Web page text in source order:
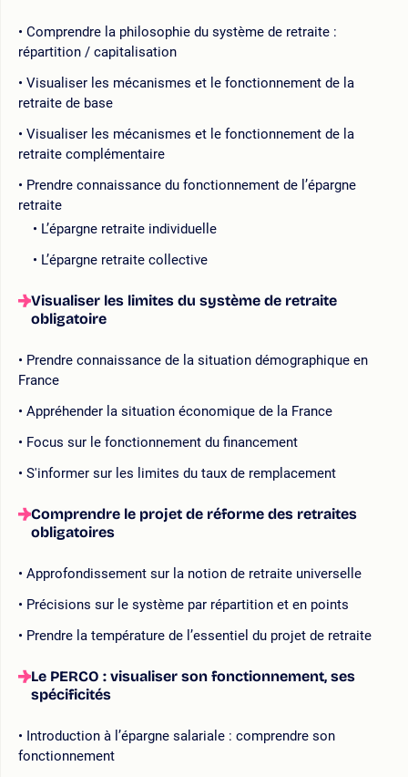
Comprendre la philosophie du système de retraite :
répartition / capitalisation
Visualiser les mécanismes et le fonctionnement de la
retraite de base
Visualiser les mécanismes et le fonctionnement de la
retraite complémentaire
Prendre connaissance du fonctionnement de l’épargne
retraite
L’épargne retraite individuelle
L’épargne retraite collective
Visualiser les limites du système de retraite
obligatoire
Prendre connaissance de la situation démographique en
France
Appréhender la situation économique de la France
Focus sur le fonctionnement du financement
S'informer sur les limites du taux de remplacement
Comprendre le projet de réforme des retraites
obligatoires
Approfondissement sur la notion de retraite universelle
Précisions sur le système par répartition et en points
Prendre la température de l’essentiel du projet de retraite
Le PERCO : visualiser son fonctionnement, ses
spécificités
Introduction à l’épargne salariale : comprendre son
fonctionnement